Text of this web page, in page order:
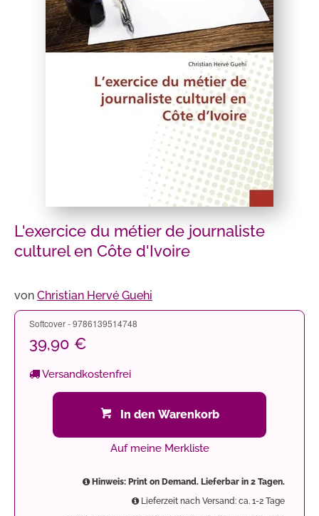
L'exercice du métier de journaliste
culturel en Côte d'Ivoire
von Christian Hervé Guehi
Softcover - 9786139514748
39,90 €
Versandkostenfrei
In den Warenkorb
Auf meine Merkliste
Hinweis: Print on Demand. Lieferbar in 2 Tagen.
Lieferzeit nach Versand: ca. 1-2 Tage